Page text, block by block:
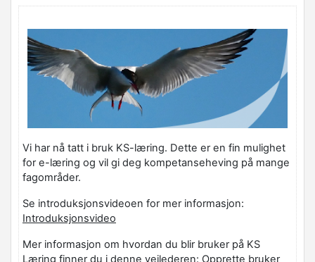
Vi har nå tatt i bruk KS-læring. Dette er en fin mulighet
for e-læring og vil gi deg kompetanseheving på mange
fagområder.
Se introduksjonsvideoen for mer informasjon:
Introduksjonsvideo
Mer informasjon om hvordan du blir bruker på KS
Læring finner du i denne veilederen: Opprette bruker